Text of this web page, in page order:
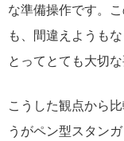
な準備操作です。
も、間違えようも
とってとても大切な
こうした観点から
うがペン型スタン